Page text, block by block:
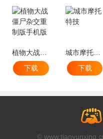
植物大战僵尸杂交重制版手机版
下载
下载
©